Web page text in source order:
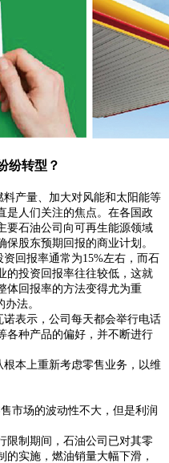
纷转型？
产量、加大对风能和太阳能等
是人们关注的焦点。在各国政
要石油公司向可再生能源领域
股东预期回报的商业计划。
回报率通常为15%左右，而石
的投资回报率往往较低，这就
体回报率的方法变得尤为重
法。
表示，公司每天都会举行电话
各种产品的偏好，并不断进行
本上重新考虑零售业务，以维
场的波动性不大，但是利润
限制期间，石油公司已对其零
实施，燃油销量大幅下滑，